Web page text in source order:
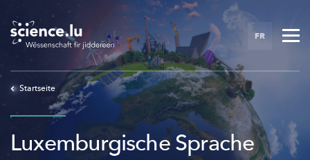
main
content
FR
Startseite
Luxemburgische Sprache